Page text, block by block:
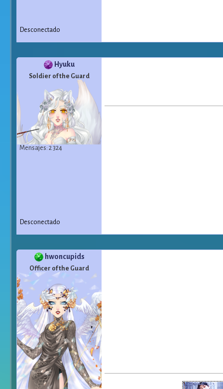
Desconectado
Hyuku
Soldier of the Guard
Mensajes: 2 324
Desconectado
hwoncupids
Officer of the Guard